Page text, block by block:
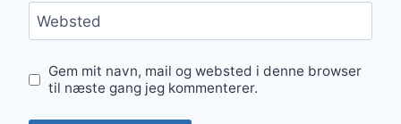
Websted
Gem mit navn, mail og websted i denne browser
til næste gang jeg kommenterer.